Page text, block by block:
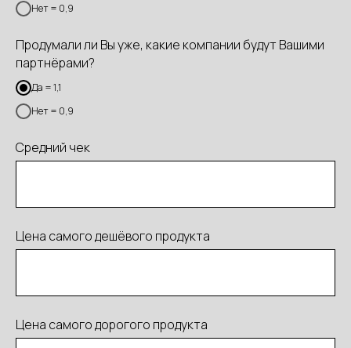
Нет = 0,9
Продумали ли Вы уже, какие компании будут Вашими
партнёрами?
Да = 1,1
Нет = 0,9
Средний чек
Цена самого дешёвого продукта
Цена самого дорогого продукта